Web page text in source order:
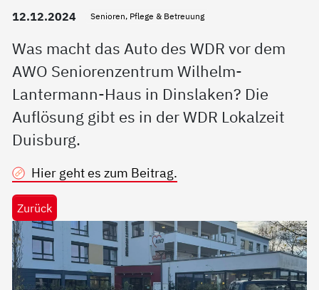
12.12.2024 Senioren, Pflege & Betreuung
Was macht das Auto des WDR vor dem
AWO Seniorenzentrum Wilhelm-
Lantermann-Haus in Dinslaken? Die
Auflösung gibt es in der WDR Lokalzeit
Duisburg.
Hier geht es zum Beitrag.
Zurück